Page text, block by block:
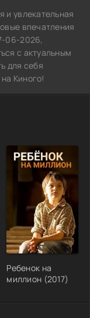
и увлекательная
впечатления
06-2026,
с актуальным
для себя
Киного!
Ребенок на
миллион (2017)